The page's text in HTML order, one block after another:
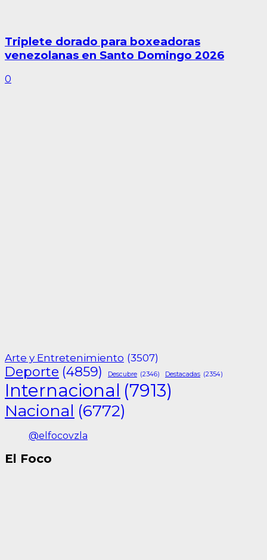
Triplete dorado para boxeadoras
venezolanas en Santo Domingo 2026
0
Arte y Entretenimiento (3507)
Deporte (4859) Descubre (2346) Destacadas (2354)
Internacional (7913)
Nacional (6772)
@elfocovzla
El Foco